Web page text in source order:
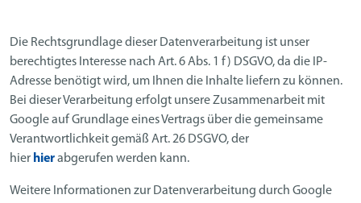
Die Rechtsgrundlage dieser Datenverarbeitung ist unser
berechtigtes Interesse nach Art. 6 Abs. 1 f) DSGVO, da die IP-
Adresse benötigt wird, um Ihnen die Inhalte liefern zu können.
Bei dieser Verarbeitung erfolgt unsere Zusammenarbeit mit
Google auf Grundlage eines Vertrags über die gemeinsame
Verantwortlichkeit gemäß Art. 26 DSGVO, der
hier hierabgerufen werden kann.
Weitere Informationen zur Datenverarbeitung durch Google